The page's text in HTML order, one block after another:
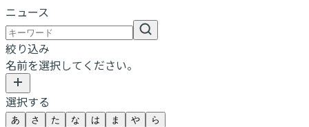
ニュース
絞り込み
名前を選択してください。
選択する
あ さ た な は ま や ら